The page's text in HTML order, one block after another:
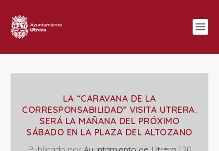
LA “CARAVANA DE LA
CORRESPONSABILIDAD” VISITA UTRERA.
SERÁ LA MAÑANA DEL PRÓXIMO
SÁBADO EN LA PLAZA DEL ALTOZANO